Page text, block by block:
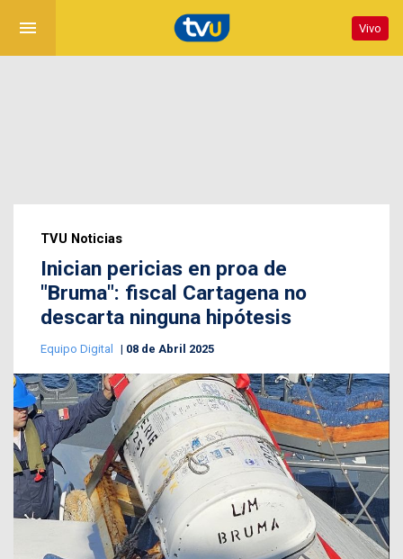
menu Vivo
TVU Noticias
Inician pericias en proa de
"Bruma": fiscal Cartagena no
descarta ninguna hipótesis
Equipo Digital 08 de Abril 2025